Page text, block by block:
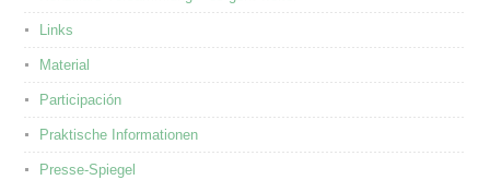
Links
Material
Participación
Praktische Informationen
Presse-Spiegel